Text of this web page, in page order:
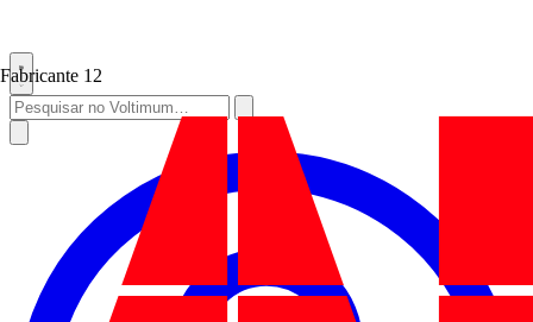
Fabricante 12